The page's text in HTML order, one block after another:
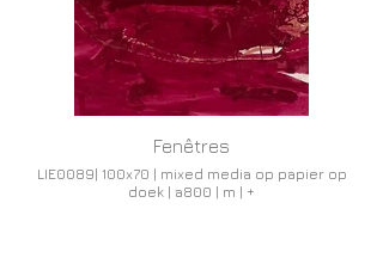
Fenêtres
LIE0089| 100x70 | mixed media op papier op
doek | a800 | m | +